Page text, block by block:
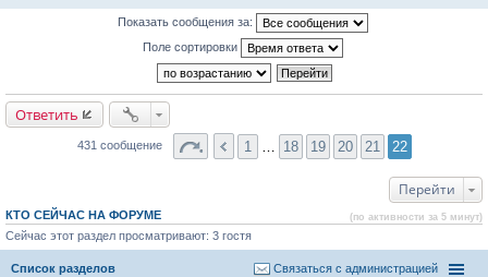
Показать сообщения за:
Поле сортировки
Ответить
431 сообщение 1 18 19 20 21 22
Перейти
КТО СЕЙЧАС НА ФОРУМЕ (по активности за 5 минут)
Сейчас этот раздел просматривают: 3 гостя
Список разделов Связаться с администрацией